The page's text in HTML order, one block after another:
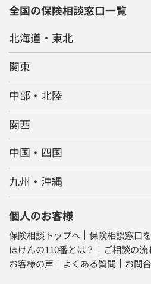
全国の保険相談窓口一覧
北海道・東北
関東
中部・北陸
関西
中国・四国
九州・沖縄
個人のお客様
保険相談トップへ
保険相談窓口
ほけんの110番とは？
ご相談の流
お客様の声
よくある質問 お問